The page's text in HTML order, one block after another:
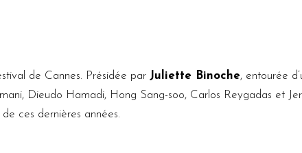
de Cannes. Présidée par Juliette Binoche, entourée
Dieudo Hamadi, Hong Sang-soo, Carlos Reygadas et
ces dernières années.